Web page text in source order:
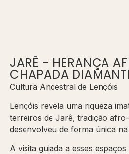
JARÊ - HERANÇA
CHAPADA
Cultura Ancestral de Lençóis
Lençóis revela uma riqueza
terreiros de Jarê, tradição
desenvolveu de forma única na
A visita guiada a esses